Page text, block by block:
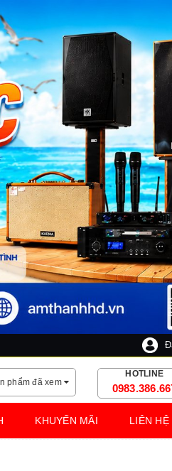
phẩm đã xem
HOTLINE
KHUYẾN MÃI LIÊN